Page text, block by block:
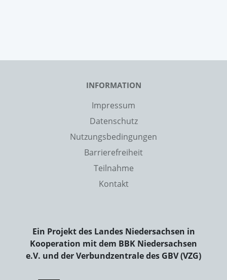
INFORMATION
Impressum
Datenschutz
Nutzungsbedingungen
Barrierefreiheit
Teilnahme
Kontakt
Ein Projekt des Landes Niedersachsen in
Kooperation mit dem BBK Niedersachsen
e.V. und der Verbundzentrale des GBV (VZG)